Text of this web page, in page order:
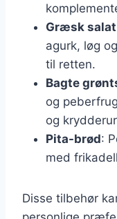
Græsk salat
agurk, løg
til retten.
Bagte
og
og
Pita-brød:
med
Disse tilbehør